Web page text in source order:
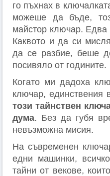
го пъхнах в
можеше да бъде,
майстор ключар. Едва
Каквото и да си
да се разбие, беше
посивяло от годините.
Когато ми дадоха
ключар, единствения
този тайнствен
дума. Без да губя
невъзможна мисия.
На съвременен
едни машинки,
тайни от векове,